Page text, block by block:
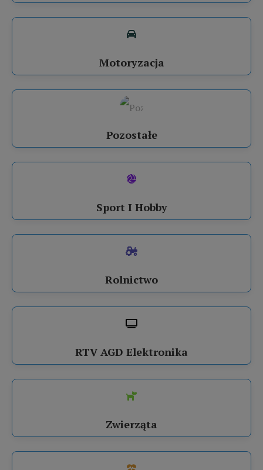
Motoryzacja
Pozostałe
Sport I Hobby
Rolnictwo
RTV AGD Elektronika
Zwierząta